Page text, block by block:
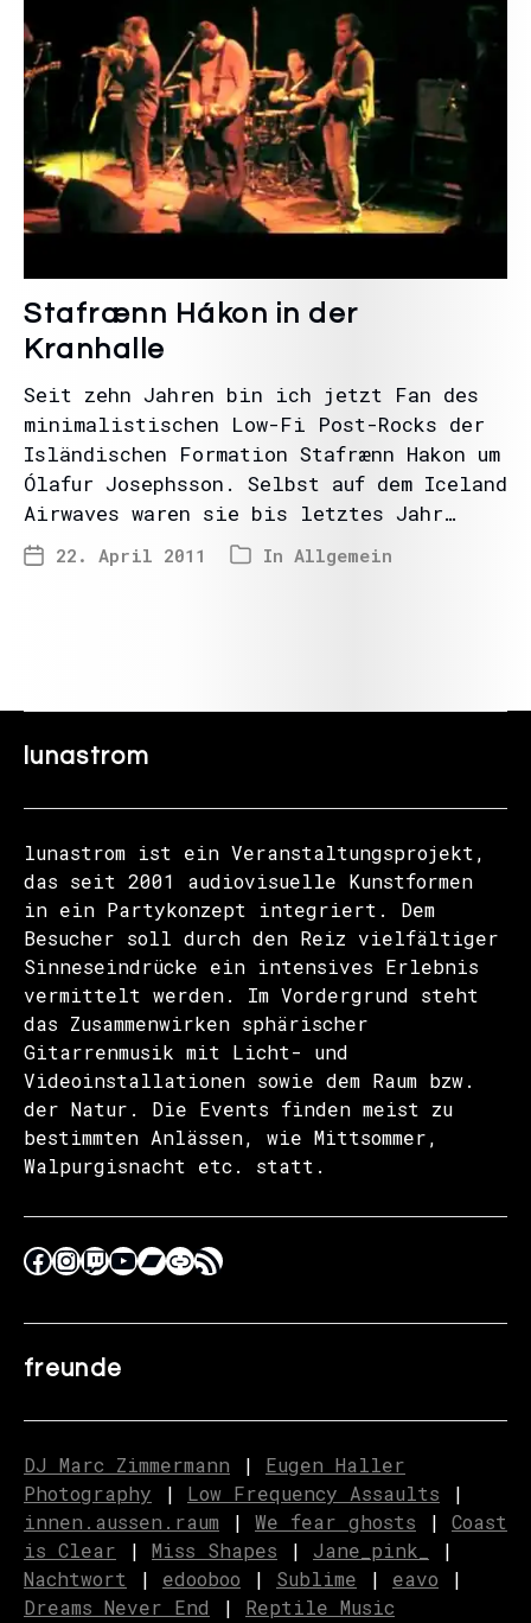
Stafrænn Hákon in der
Kranhalle
Seit zehn Jahren bin ich jetzt Fan des
minimalistischen Low-Fi Post-Rocks der
Isländischen Formation Stafrænn Hakon um
Ólafur Josephsson. Selbst auf dem Iceland
Airwaves waren sie bis letztes Jahr…
22. April 2011 In Allgemein
lunastrom
lunastrom ist ein Veranstaltungsprojekt,
das seit 2001 audiovisuelle Kunstformen
in ein Partykonzept integriert. Dem
Besucher soll durch den Reiz vielfältiger
Sinneseindrücke ein intensives Erlebnis
vermittelt werden. Im Vordergrund steht
das Zusammenwirken sphärischer
Gitarrenmusik mit Licht- und
Videoinstallationen sowie dem Raum bzw.
der Natur. Die Events finden meist zu
bestimmten Anlässen, wie Mittsommer,
Walpurgisnacht etc. statt.
freunde
DJ Marc Zimmermann | Eugen Haller
Photography | Low Frequency Assaults |
innen.aussen.raum | We fear ghosts | Coast
is Clear | Miss Shapes | Jane_pink_
|
Nachtwort | edooboo | Sublime | eavo |
Dreams Never End | Reptile Music